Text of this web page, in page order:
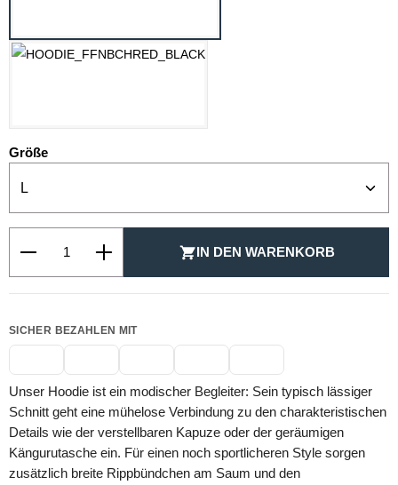
Größeauswählen
IN DEN WARENKORB
SICHER BEZAHLEN MIT
Unser Hoodie ist ein modischer Begleiter: Sein typisch lässiger
Schnitt geht eine mühelose Verbindung zu den charakteristischen
Details wie der verstellbaren Kapuze oder der geräumigen
Kängurutasche ein. Für einen noch sportlicheren Style sorgen
zusätzlich breite Rippbündchen am Saum und den